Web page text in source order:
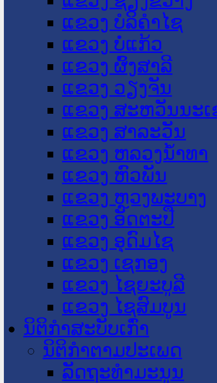
ແຂວງ ບໍລິຄໍາໄຊ
ແຂວງ ບໍ່ແກ້ວ
ແຂວງ ຜົ້ງສາລີ
ແຂວງ ວຽງຈັນ
ແຂວງ ສະຫວັນນະ
ແຂວງ ສາລະວັນ
ແຂວງ ຫລວງນໍ້າທາ
ແຂວງ ຫົວພັນ
ແຂວງ ຫຼວງພະບາງ
ແຂວງ ອັດຕະປື
ແຂວງ ອຸດົມໄຊ
ແຂວງ ເຊກອງ
ແຂວງ ໄຊຍະບູລີ
ແຂວງ ໄຊສົມບູນ
ນິຕິກໍາສະບັບເກົ່າ
ນິຕິກຳຕາມປະເພດ
ລັດຖະທໍາມະນູນ